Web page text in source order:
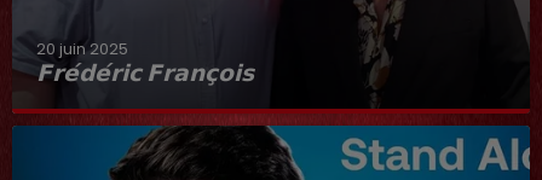
20 juin 2025
𝗙𝗿𝗲́𝗱𝗲́𝗿𝗶𝗰 𝗙𝗿𝗮𝗻𝗰̧𝗼𝗶𝘀
Interview du 20 juin 2025